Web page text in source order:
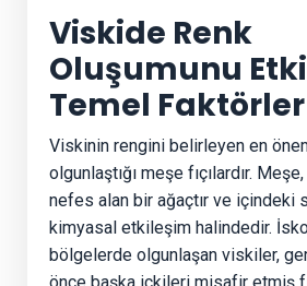
Viskide Renk
Oluşumunu
Temel Faktörler
Viskinin rengini belirleyen en
olgunlaştığı meşe fıçılardır.
nefes alan bir ağaçtır ve içindeki
kimyasal etkileşim halindedir.
bölgelerde olgunlaşan viskiler,